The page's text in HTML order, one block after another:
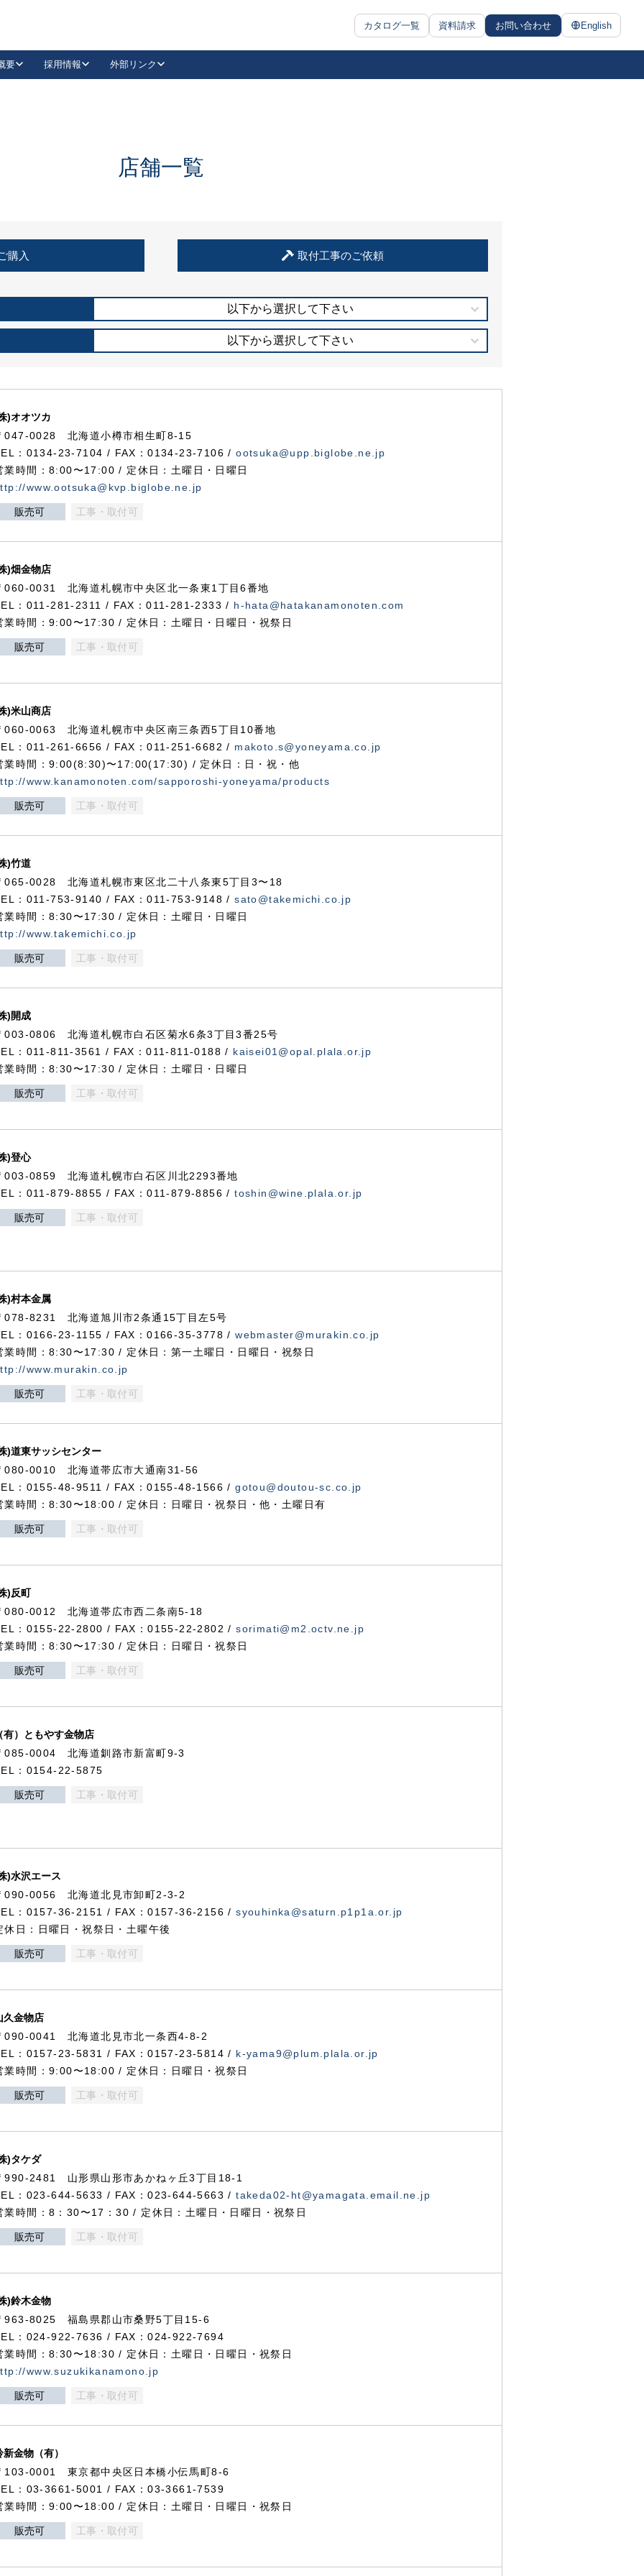
カタログ一覧 資料請求 お問い合わせ English
抗ウイルス・抗菌製品
要 採用情報 外部リンク
LinkedIn
住宅使用部材標準化推進協議会
店舗一覧
購入 取付工事のご依頼
以下から選択して下さい
以下から選択して下さい
)オオツカ
047-0028 北海道小樽市相生町8-15
：0134-23-7104 / FAX：0134-23-7106 /ootsuka@upp.biglobe.ne.jp
業時間：8:00〜17:00 / 定休日：土曜日・日曜日
www.ootsuka@kvp.biglobe.ne.jp
販売可 工事・取付可
)畑金物店
060-0031 北海道札幌市中央区北一条東1丁目6番地
：011-281-2311 / FAX：011-281-2333 / h-hata@hatakanamonoten.com
業時間：9:00〜17:30 / 定休日：土曜日・日曜日・祝祭日
販売可 工事・取付可
)米山商店
060-0063 北海道札幌市中央区南三条西5丁目10番地
：011-261-6656 / FAX：011-251-6682 / makoto.s@yoneyama.co.jp
業時間：9:00(8:30)〜17:00(17:30) / 定休日：日・祝・他
www.kanamonoten.com/sapporoshi-yoneyama/products
販売可 工事・取付可
)竹道
065-0028 北海道札幌市東区北二十八条東5丁目3〜18
：011-753-9140 / FAX：011-753-9148 /sato@takemichi.co.jp
業時間：8:30〜17:30 / 定休日：土曜日・日曜日
www.takemichi.co.jp
販売可 工事・取付可
)開成
003-0806 北海道札幌市白石区菊水6条3丁目3番25号
：011-811-3561 / FAX：011-811-0188 / kaisei01@opal.plala.or.jp
業時間：8:30〜17:30 / 定休日：土曜日・日曜日
販売可 工事・取付可
)登心
003-0859 北海道札幌市白石区川北2293番地
：011-879-8855 / FAX：011-879-8856 /toshin@wine.plala.or.jp
販売可 工事・取付可
)村本金属
078-8231 北海道旭川市2条通15丁目左5号
：0166-23-1155 / FAX：0166-35-3778 /webmaster@murakin.co.jp
業時間：8:30〜17:30 / 定休日：第一土曜日・日曜日・祝祭日
www.murakin.co.jp
販売可 工事・取付可
)道東サッシセンター
080-0010 北海道帯広市大通南31-56
：0155-48-9511 / FAX：0155-48-1566 /gotou@doutou-sc.co.jp
業時間：8:30〜18:00 / 定休日：日曜日・祝祭日・他・土曜日有
販売可 工事・取付可
)反町
080-0012 北海道帯広市西二条南5-18
：0155-22-2800 / FAX：0155-22-2802 /sorimati@m2.octv.ne.jp
業時間：8:30〜17:30 / 定休日：日曜日・祝祭日
販売可 工事・取付可
有）ともやす金物店
085-0004 北海道釧路市新富町9-3
：0154-22-5875
販売可 工事・取付可
)水沢エース
090-0056 北海道北見市卸町2-3-2
：0157-36-2151 / FAX：0157-36-2156 /syouhinka@saturn.p1p1a.or.jp
休日：日曜日・祝祭日・土曜午後
販売可 工事・取付可
久金物店
090-0041 北海道北見市北一条西4-8-2
：0157-23-5831 / FAX：0157-23-5814 / k-yama9@plum.plala.or.jp
業時間：9:00〜18:00 / 定休日：日曜日・祝祭日
販売可 工事・取付可
)タケダ
990-2481 山形県山形市あかねヶ丘3丁目18-1
：023-644-5633 / FAX：023-644-5663 /takeda02-ht@yamagata.email.ne.jp
業時間：8：30〜17：30 / 定休日：土曜日・日曜日・祝祭日
販売可 工事・取付可
)鈴木金物
963-8025 福島県郡山市桑野5丁目15-6
：024-922-7636 / FAX：024-922-7694
業時間：8:30〜18:30 / 定休日：土曜日・日曜日・祝祭日
www.suzukikanamono.jp
販売可 工事・取付可
新金物（有）
103-0001 東京都中央区日本橋小伝馬町8-6
：03-3661-5001 / FAX：03-3661-7539
業時間：9:00〜18:00 / 定休日：土曜日・日曜日・祝祭日
販売可 工事・取付可